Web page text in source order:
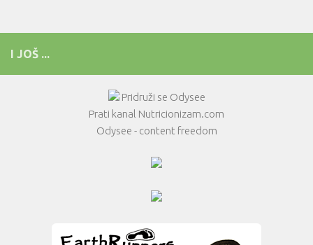
I JOŠ ...
Pridruži se Odysee
Prati kanal Nutricionizam.com
Odysee - content freedom